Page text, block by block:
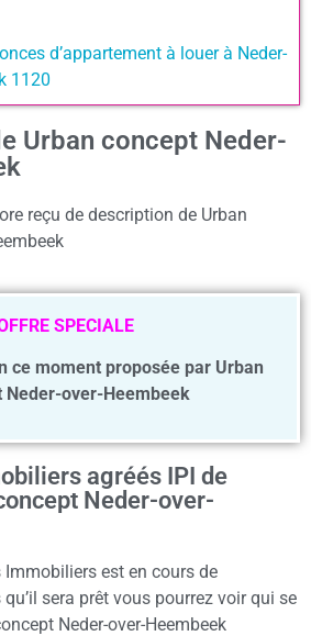
d’appartement à louer à Neder-
1120
Urban concept Neder-
reçu de description de Urban
SPECIALE
ce moment proposée par Urban
Neder-over-Heembeek
agréés IPI de
Neder-over-
Immobiliers est en cours de
sera prêt vous pourrez voir qui se
Neder-over-Heembeek